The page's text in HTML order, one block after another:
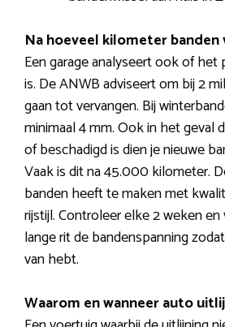
Na hoeveel kilometer banden
Een garage analyseert ook of
is. De ANWB adviseert om bij 2
gaan tot vervangen. Bij
minimaal 4 mm. Ook in het geval
of beschadigd is dien je nieuwe
Vaak is dit na 45.000 kilometer.
banden heeft te maken met
rijstijl. Controleer elke 2 weken
lange rit de bandenspanning
van hebt.
Waarom en wanneer auto